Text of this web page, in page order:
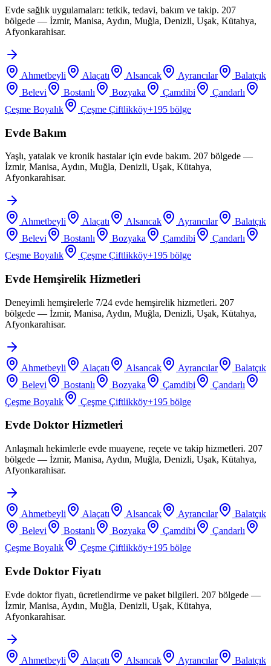
Evde sağlık uygulamaları: tetkik, tedavi, bakım ve takip. 207
bölgede — İzmir, Manisa, Aydın, Muğla, Denizli, Uşak, Kütahya,
Afyonkarahisar.
Ahmetbeyli Alaçatı Alsancak Ayrancılar
Balatçık
Belevi
Bostanlı Bozyaka Çamdibi
Çandarlı
Çeşme Boyalık
Çeşme Çiftlikköy+195 bölge
Evde Bakım
Yaşlı, yatalak ve kronik hastalar için evde bakım. 207 bölgede —
İzmir, Manisa, Aydın, Muğla, Denizli, Uşak, Kütahya,
Afyonkarahisar.
Ahmetbeyli Alaçatı Alsancak Ayrancılar
Balatçık
Belevi
Bostanlı Bozyaka Çamdibi
Çandarlı
Çeşme Boyalık
Çeşme Çiftlikköy+195 bölge
Evde Hemşirelik Hizmetleri
Deneyimli hemşirelerle 7/24 evde hemşirelik hizmetleri. 207
bölgede — İzmir, Manisa, Aydın, Muğla, Denizli, Uşak, Kütahya,
Afyonkarahisar.
Ahmetbeyli Alaçatı Alsancak Ayrancılar
Balatçık
Belevi
Bostanlı Bozyaka Çamdibi
Çandarlı
Çeşme Boyalık
Çeşme Çiftlikköy+195 bölge
Evde Doktor Hizmetleri
Anlaşmalı hekimlerle evde muayene, reçete ve takip hizmetleri. 207
bölgede — İzmir, Manisa, Aydın, Muğla, Denizli, Uşak, Kütahya,
Afyonkarahisar.
Ahmetbeyli Alaçatı Alsancak Ayrancılar
Balatçık
Belevi
Bostanlı Bozyaka Çamdibi
Çandarlı
Çeşme Boyalık
Çeşme Çiftlikköy+195 bölge
Evde Doktor Fiyatı
Evde doktor fiyatı, ücretlendirme ve paket bilgileri. 207 bölgede —
İzmir, Manisa, Aydın, Muğla, Denizli, Uşak, Kütahya,
Afyonkarahisar.
Ahmetbeyli Alaçatı Alsancak Ayrancılar
Balatçık